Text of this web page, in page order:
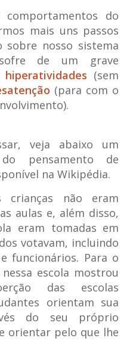
do
mais uns passos
sobre nosso sistema
de um grave
hiperatividades (sem
(para com o
veja abaixo um
pensamento de
na Wikipédia.
crianças não eram
aulas e, além disso,
eram tomadas em
votavam, incluindo
funcionários. Para o
escola mostrou
das escolas
orientam sua
do seu próprio
orientar pelo que lhe